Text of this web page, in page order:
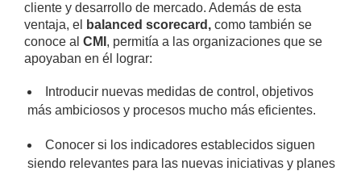
cliente y desarrollo de mercado. Además de esta
ventaja, el
balanced scorecard, como también se
conoce al CMI , permitía a las organizaciones que se
apoyaban en él lograr:
Introducir nuevas medidas de control, objetivos
más ambiciosos y procesos mucho más eficientes.
Conocer si los indicadores establecidos siguen
siendo relevantes para las nuevas iniciativas y planes